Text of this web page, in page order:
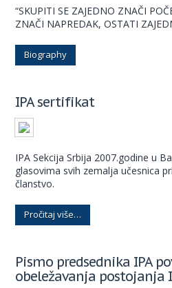
“SKUPITI SE ZAJEDNO ZNAČI
ZNAČI NAPREDAK, OSTATI
Biography
IPA sertifikat
IPA Sekcija Srbija 2007.godine u
glasovima svih zemalja učesnica
članstvo.
Pročitaj više…
Pismo predsednika IPA
obeležavanja postojanja